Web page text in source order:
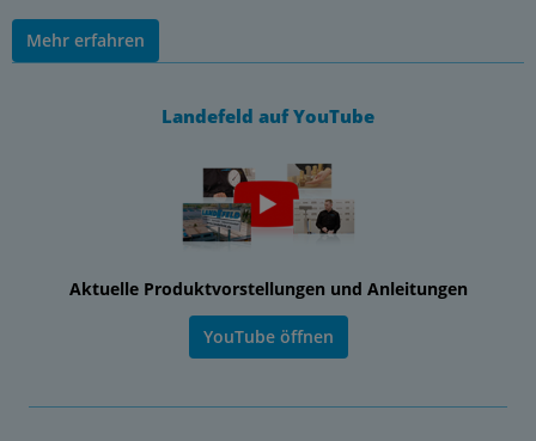
Mehr erfahren
Landefeld auf YouTube
Aktuelle Produktvorstellungen und Anleitungen
YouTube öffnen